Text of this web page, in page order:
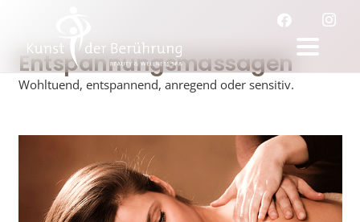
Entspannungsmassagen
Wohltuend, entspannend, anregend oder sensitiv.